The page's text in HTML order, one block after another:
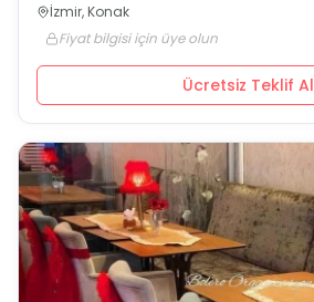
İzmir, Konak
Fiyat bilgisi için üye olun
Ücretsiz Teklif Al